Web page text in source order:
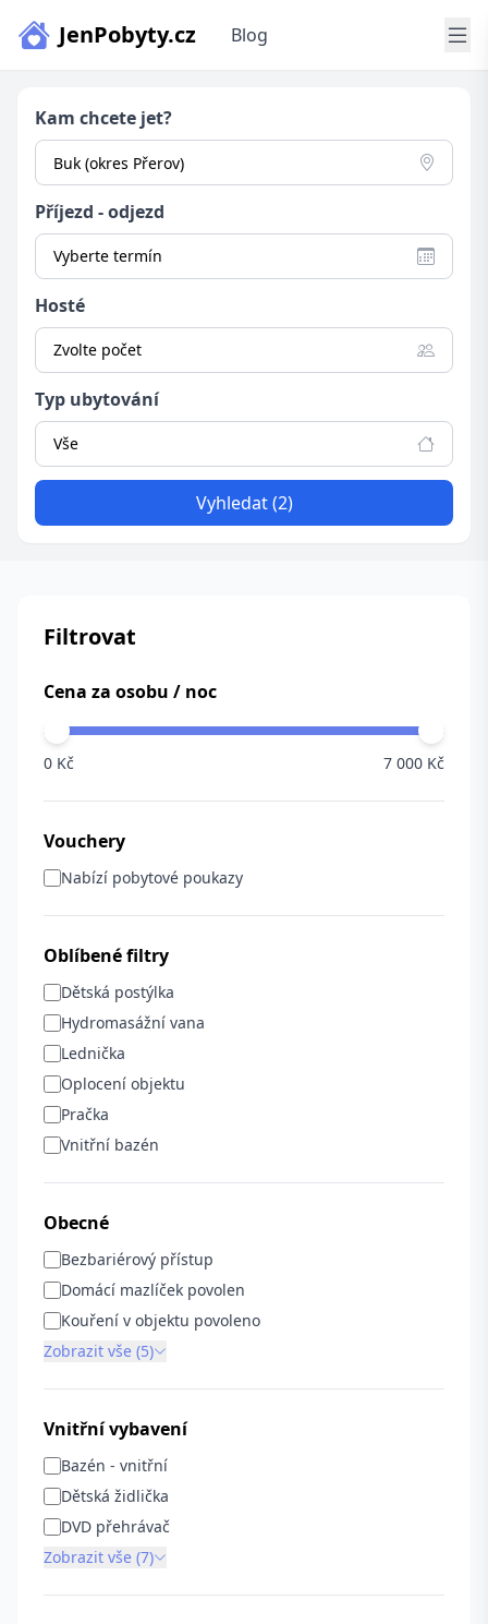
JenPobyty.cz Blog
Kam chcete jet?
Příjezd - odjezd
Vyberte termín
Hosté
Zvolte počet
Typ ubytování
Vše
Vyhledat (2)
Filtrovat
Cena za osobu / noc
0 Kč 7 000 Kč
Vouchery
Nabízí pobytové poukazy
Oblíbené filtry
Dětská postýlka
Hydromasážní vana
Lednička
Oplocení objektu
Pračka
Vnitřní bazén
Obecné
Bezbariérový přístup
Domácí mazlíček povolen
Kouření v objektu povoleno
Zobrazit vše (5)
Vnitřní vybavení
Bazén - vnitřní
Dětská židlička
DVD přehrávač
Zobrazit vše (7)